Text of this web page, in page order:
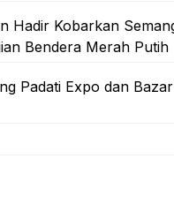
Hadir Kobarkan
Bendera Merah Putih
Padati Expo dan